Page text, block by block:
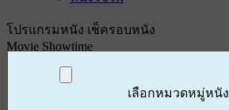
โปรแกรมหนัง เช็ครอบหนัง
Movie Showtime
เลือกหมวดหมู่หนัง